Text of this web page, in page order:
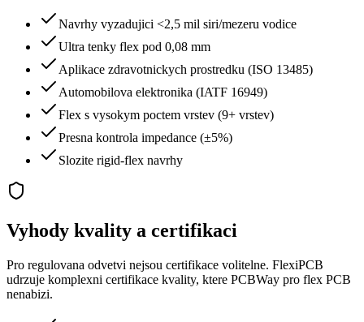
Navrhy vyzadujici <2,5 mil siri/mezeru vodice
Ultra tenky flex pod 0,08 mm
Aplikace zdravotnickych prostredku (ISO 13485)
Automobilova elektronika (IATF 16949)
Flex s vysokym poctem vrstev (9+ vrstev)
Presna kontrola impedance (±5%)
Slozite rigid-flex navrhy
Vyhody kvality a certifikaci
Pro regulovana odvetvi nejsou certifikace volitelne. FlexiPCB
udrzuje komplexni certifikace kvality, ktere PCBWay pro flex PCB
nenabizi.